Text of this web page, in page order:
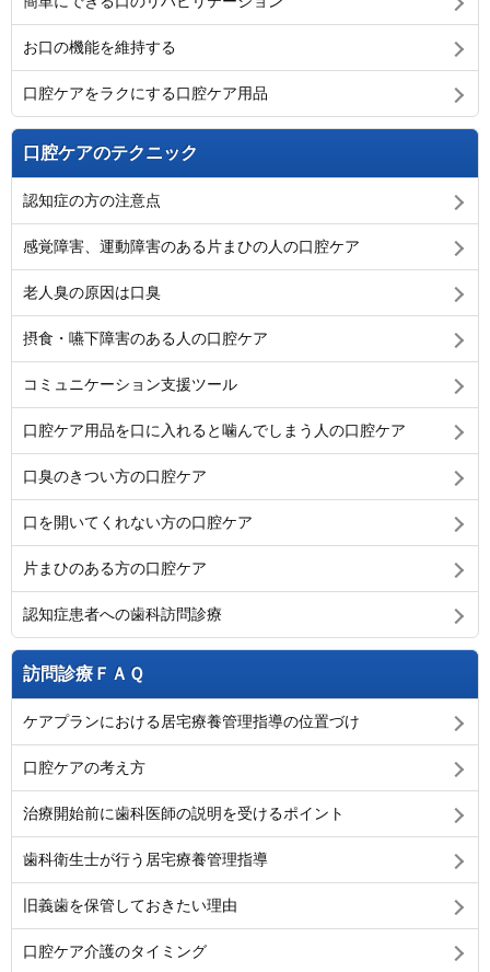
お口の機能を維持する
口腔ケアをラクにする口腔ケア用品
口腔ケアのテクニック
認知症の方の注意点
感覚障害、運動障害のある片まひの人の口腔ケア
老人臭の原因は口臭
摂食・嚥下障害のある人の口腔ケア
コミュニケーション支援ツール
口腔ケア用品を口に入れると噛んでしまう人の口腔ケア
口臭のきつい方の口腔ケア
口を開いてくれない方の口腔ケア
片まひのある方の口腔ケア
認知症患者への歯科訪問診療
訪問診療ＦＡＱ
ケアプランにおける居宅療養管理指導の位置づけ
口腔ケアの考え方
治療開始前に歯科医師の説明を受けるポイント
歯科衛生士が行う居宅療養管理指導
旧義歯を保管しておきたい理由
口腔ケア介護のタイミング